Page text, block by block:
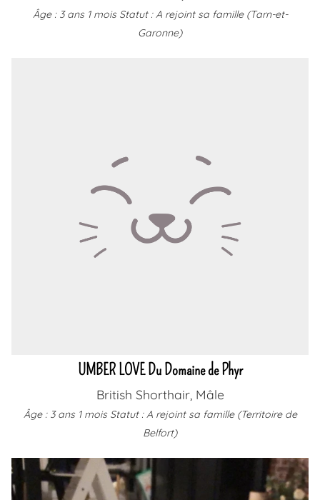
Âge : 3 ans 1 mois Statut : A rejoint sa famille (Tarn-et-
Garonne)
UMBER LOVE Du Domaine de Phyr
British Shorthair, Mâle
Âge : 3 ans 1 mois Statut : A rejoint sa famille (Territoire de
Belfort)